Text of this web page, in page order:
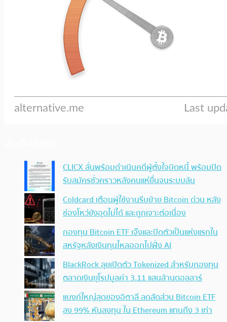
CLICX ลั่นพร้อมดำเนินคดีผู้ตั้งใจบิดหนี้ พร้อมปิด
รับสมัครชั่วคราวหลังคนแห่ยื่นจนระบบล้น
Coldcard เตือนผู้ใช้งานรีบย้าย Bitcoin ด่วน หลัง
ช่องโหว่ยังอุดไม่ได้ และถูกเจาะต่อเนื่อง
กองทุน Bitcoin ETF เจ๊งและปิดตัวเป็นแห่งแรกใน
สหรัฐหลังเงินทุนไหลออกไปฝั่ง AI
BlackRock ลุยเปิดตัว Tokenized สำหรับกองทุน
ตลาดเงินยุโรปมูลค่า 3.11 แสนล้านดอลลาร์
แบงก์ใหญ่สุดของอิตาลี ลดสัดส่วน Bitcoin ETF
ลง 99% หันลงทุน ใน Ethereum แทนถึง 3 เท่า